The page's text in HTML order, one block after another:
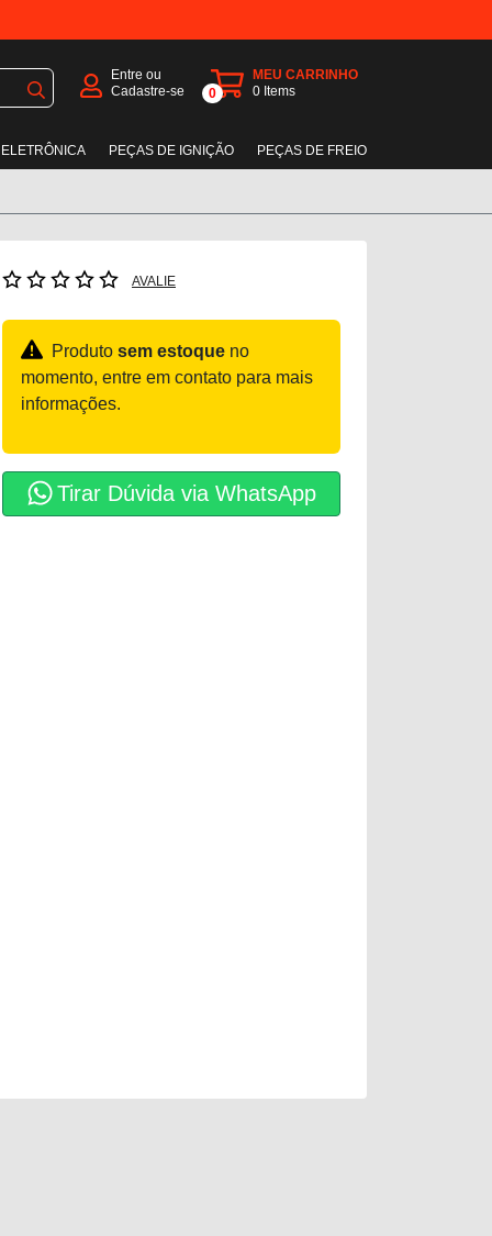
Entre ou
Cadastre-se
0
MEU CARRINHO
0 Items
PEÇAS DE IGNIÇÃO PEÇAS DE FREIO
AVALIE
Produto sem estoque no
momento, entre em contato para mais
informações.
Tirar Dúvida via WhatsApp